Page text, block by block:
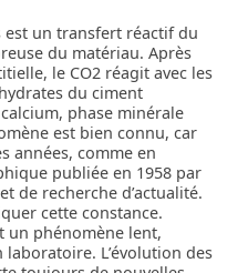
un transfert réactif du
du matériau. Après
le CO2 réagit avec les
du ciment
phase minérale
est bien connu, car
années, comme en
publiée en 1958 par
de recherche d’actualité.
cette constance.
un phénomène lent,
L’évolution des